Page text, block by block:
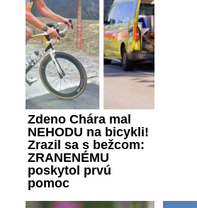
Zdeno Chára mal
NEHODU na bicykli!
Zrazil sa s bežcom:
ZRANENÉMU
poskytol prvú
pomoc